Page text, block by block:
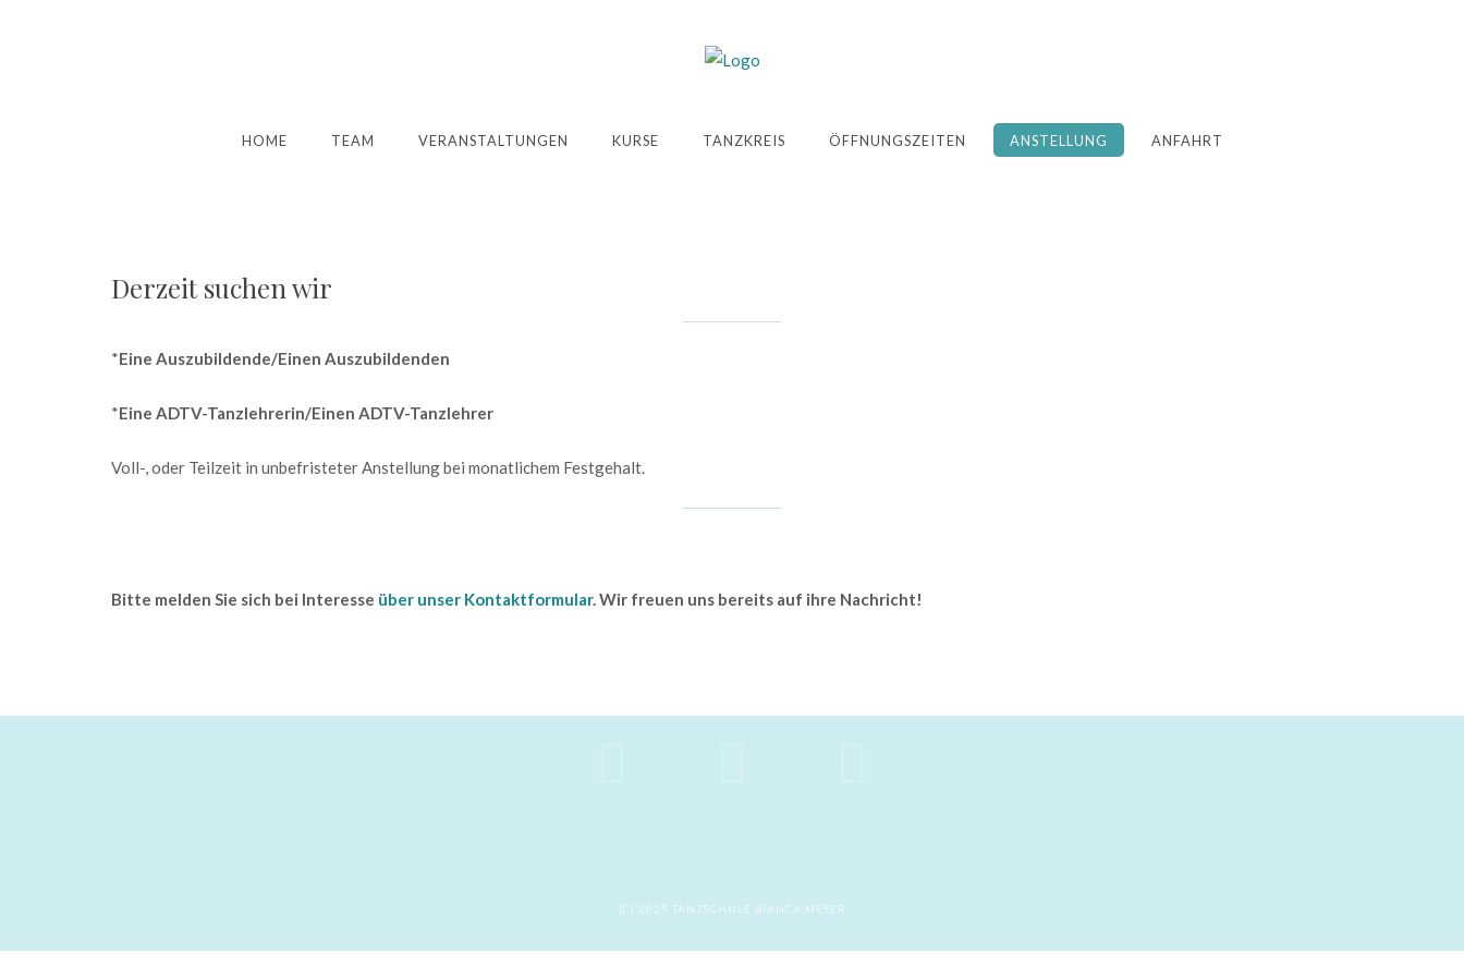
HOME TEAM VERANSTALTUNGEN KURSE TANZKREIS ÖFFNUNGSZEITEN ANSTELLUNG ANFAHRT
Derzeit suchen wir
*Eine Auszubildende/Einen Auszubildenden
*Eine ADTV-Tanzlehrerin/Einen ADTV-Tanzlehrer
Voll-, oder Teilzeit in unbefristeter Anstellung bei monatlichem Festgehalt.
Bitte melden Sie sich bei Interesse über unser Kontaktformular. Wir freuen uns bereits auf ihre Nachricht!
(C) 2025 TANZSCHULE BIANCA MEYER